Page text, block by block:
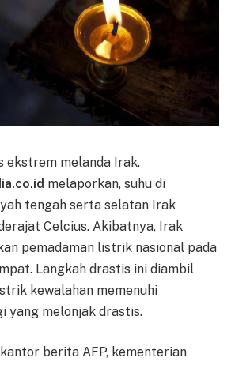
ekstrem melanda Irak.
melaporkan, suhu di
tengah serta selatan Irak
Celcius. Akibatnya, Irak
pemadaman listrik nasional pada
Langkah drastis ini diambil
kewalahan memenuhi
yang melonjak drastis.
berita AFP, kementerian